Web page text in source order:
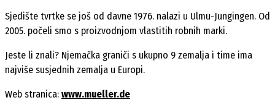
Sjedište tvrtke se još od davne 1976. nalazi u Ulmu-Jungingen. Od
2005. počeli smo s proizvodnjom vlastitih robnih marki.
Jeste li znali? Njemačka graniči s ukupno 9 zemalja i time ima
najviše susjednih zemalja u Europi.
Web stranica: www.mueller.de